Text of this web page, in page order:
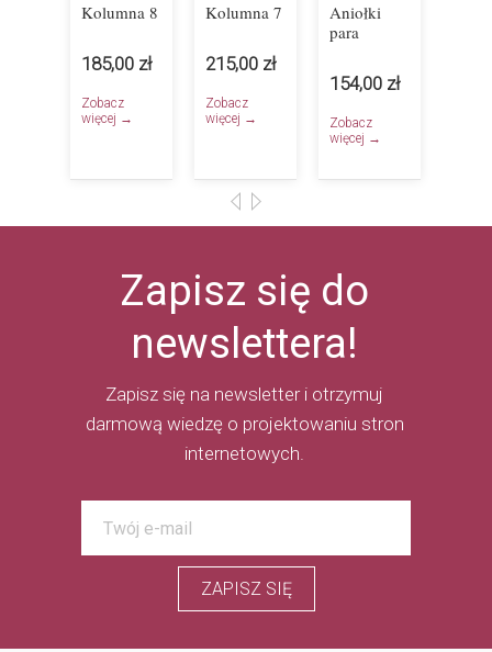
ZAPISZ SIĘ
Zapisz się na newsletter i otrzymuj
darmową wiedzę o projektowaniu stron
internetowych.
Zapisz się do
newslettera!
Kolumna 8
185,00 zł
Zobacz
więcej →
Kolumna 7
215,00 zł
Zobacz
więcej →
Aniołki
para
154,00 zł
Zobacz
więcej →